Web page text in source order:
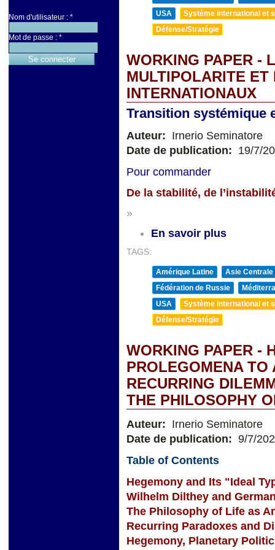
Nom d'utilisateur : *
Mot de passe : *
USA
Système international et
Défense/Stratégie
WORKING PAPER -
MULTIPOLARITE ET
INTERNATIONAUX
Transition systémique
Auteur: Irnerio Seminatore
Date de publication: 19/7/
Pour commander
De la stabilité, de
»
En savoir plus
TAGS:
Amérique Latine
Asie Centrale
Fédération de Russie
USA
Système international et
Défense/Stratégie
WORKING PAPER -
PROLEGOMENA
RECURRING
THE PHILOSOPHY
Auteur: Irnerio Seminatore
Date de publication: 9/7/
Table of Contents
Hegemony and Its "Ideal
Wilhelm Dilthey and
The Philosophy of Life as
Recurring Paradoxes and
Hegemony, Planetary